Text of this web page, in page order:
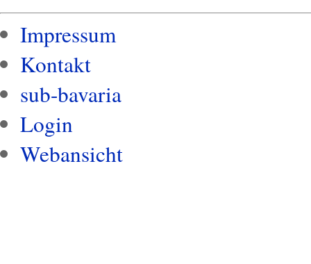
Impressum
Kontakt
sub-bavaria
Login
Webansicht